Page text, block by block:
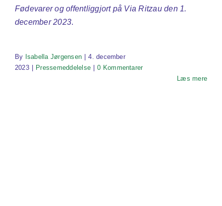
Fødevarer og offentliggjort på Via Ritzau den 1.
december 2023.
By Isabella Jørgensen
4. december
2023
Pressemeddelelse
0 Kommentarer
Læs mere